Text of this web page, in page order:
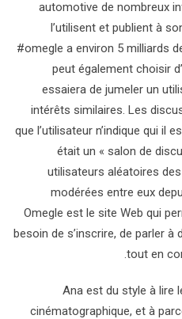
automotive de nombreux
l’utilisent et publient à
#omegle a environ 5 milliards
peut également choisir
essaiera de jumeler un
intérêts similaires. Les
que l’utilisateur n’indique qui il
était un « salon de
utilisateurs aléatoires
modérées entre eux
Omegle est le site Web qui
besoin de s’inscrire, de parler
tout en
Ana est du style à lire
cinématographique, et à